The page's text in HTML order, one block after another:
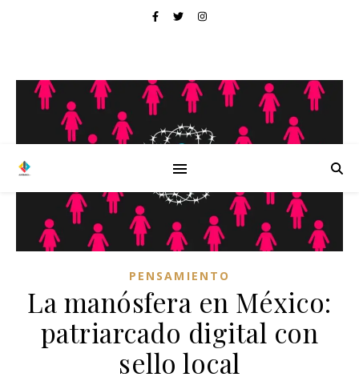
PENSAMIENTO
La manósfera en México:
patriarcado digital con
sello local